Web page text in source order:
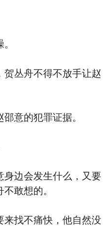
贺丛舟不得不放手让赵
意的犯罪证据。
身边会发生什么，又要
敢想的。
来找不痛快，他自然没